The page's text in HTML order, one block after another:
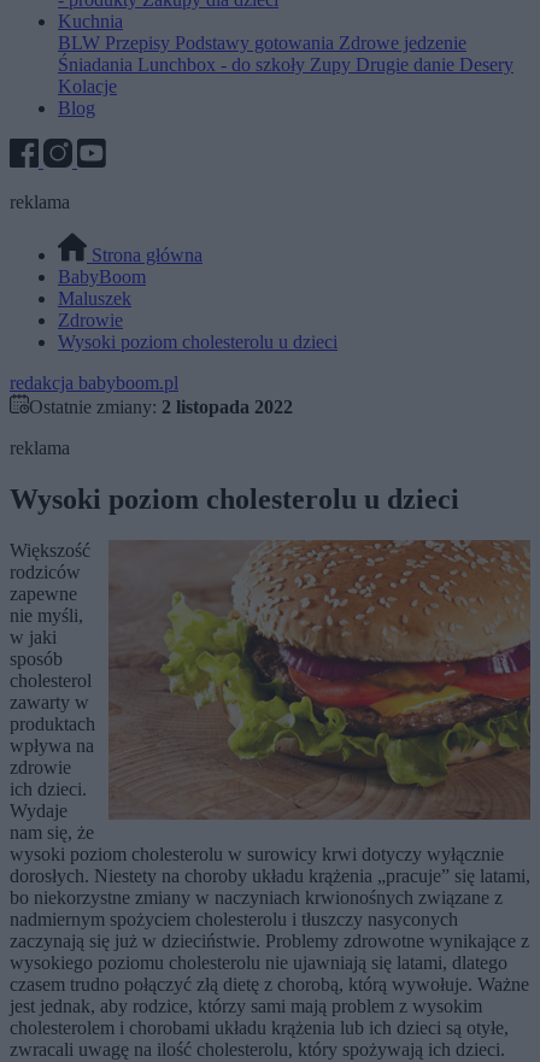
Kuchnia
BLW Przepisy Podstawy gotowania Zdrowe jedzenie
Śniadania Lunchbox - do szkoły Zupy Drugie danie Desery
Kolacje
Blog
reklama
Strona główna
BabyBoom
Maluszek
Zdrowie
Wysoki poziom cholesterolu u dzieci
redakcja babyboom.pl
Ostatnie zmiany: 2 listopada 2022
reklama
Wysoki poziom cholesterolu u dzieci
Większość
rodziców
zapewne
nie myśli,
w jaki
sposób
cholesterol
zawarty w
produktach
wpływa na
zdrowie
ich dzieci.
Wydaje
nam się, że
wysoki poziom cholesterolu w surowicy krwi dotyczy wyłącznie
dorosłych. Niestety na choroby układu krążenia „pracuje” się latami,
bo niekorzystne zmiany w naczyniach krwionośnych związane z
nadmiernym spożyciem cholesterolu i tłuszczy nasyconych
zaczynają się już w dzieciństwie. Problemy zdrowotne wynikające z
wysokiego poziomu cholesterolu nie ujawniają się latami, dlatego
czasem trudno połączyć złą dietę z chorobą, którą wywołuje. Ważne
jest jednak, aby rodzice, którzy sami mają problem z wysokim
cholesterolem i chorobami układu krążenia lub ich dzieci są otyłe,
zwracali uwagę na ilość cholesterolu, który spożywają ich dzieci.